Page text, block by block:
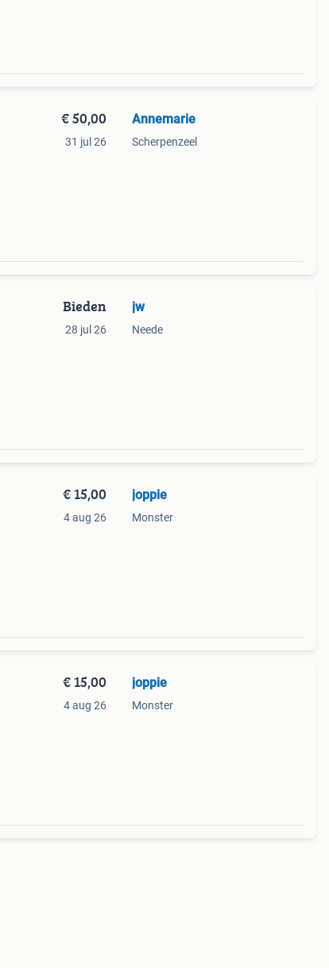
€ 50,00
31 jul 26
Annemarie
Scherpenzeel
Bieden
28 jul 26
jw
Neede
€ 15,00
4 aug 26
joppie
Monster
€ 15,00
4 aug 26
joppie
Monster